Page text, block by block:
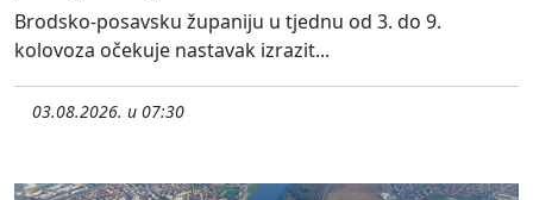
Brodsko-posavsku županiju u tjednu od 3. do 9.
kolovoza očekuje nastavak izrazit...
03.08.2026. u 07:30